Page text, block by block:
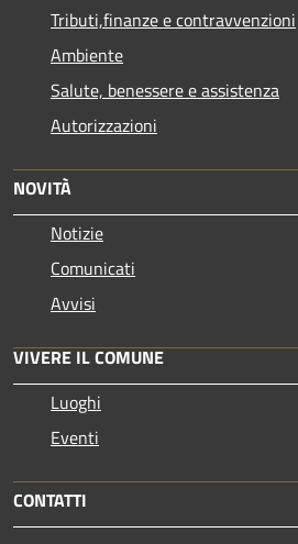
Tributi,finanze e contravvenzioni
Ambiente
Salute, benessere e assistenza
Autorizzazioni
NOVITÀ
Notizie
Comunicati
Avvisi
VIVERE IL COMUNE
Luoghi
Eventi
CONTATTI